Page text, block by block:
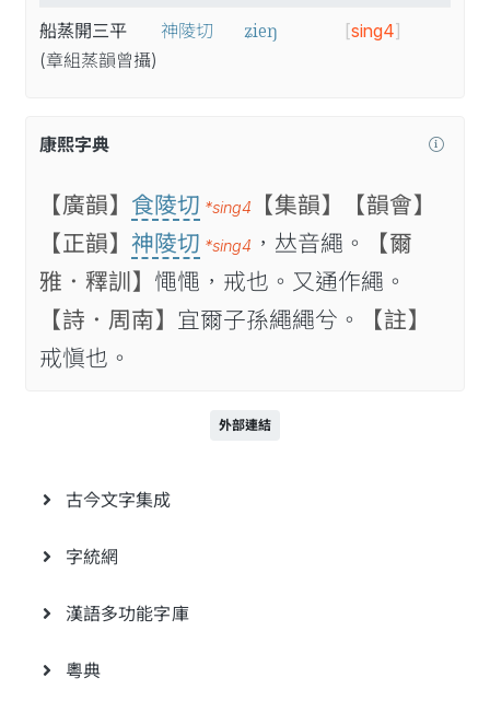
船蒸開三平
(章組蒸韻曾攝)
神陵切 ʑieŋ [sing4]
康熙字典
【廣韻】 食陵切 *sing4 【集韻】
【韻會】
【正韻】 神陵切 *sing4 ，𠀤音繩。
【爾
雅．釋訓】 憴憴，戒也。又通作繩。
【詩．周南】 宜爾子孫繩繩兮。
【註】
戒愼也。
外部連結
古今文字集成
字統網
漢語多功能字庫
粵典